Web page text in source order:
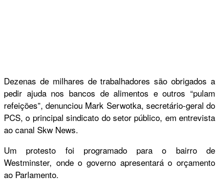
Dezenas de milhares de trabalhadores são obrigados a
pedir ajuda nos bancos de alimentos e outros “pulam
refeições”, denunciou Mark Serwotka, secretário-geral do
PCS, o principal sindicato do setor público, em entrevista
ao canal Skw News.
Um protesto foi programado para o bairro de
Westminster, onde o governo apresentará o orçamento
ao Parlamento.